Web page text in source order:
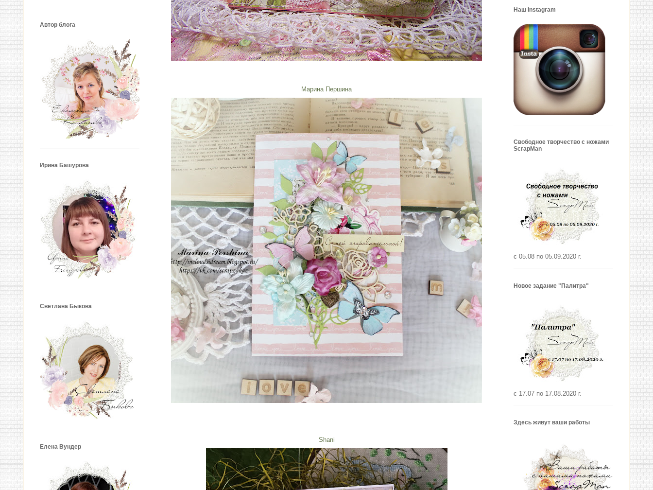
Марина Першина
Shani
Автор блога
Ирина Башурова
Светлана Быкова
Елена Вундер
Наш Instagram
Свободное творчество с ножами
ScrapMan
с 05.08 по 05.09.2020 г.
Новое задание "Палитра"
с 17.07 по 17.08.2020 г.
Здесь живут ваши работы